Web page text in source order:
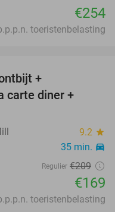
€254
toeristenbelasting
+
carte diner +
9.2 star
35 min. directions_car
Regulier €209
€169
toeristenbelasting